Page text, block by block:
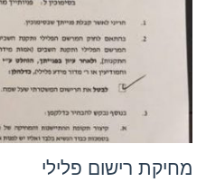
מחיקת רישום פלילי